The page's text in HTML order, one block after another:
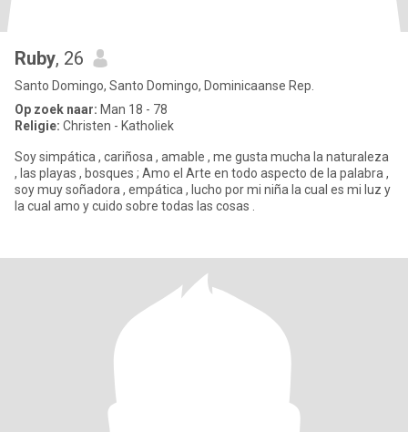
Ruby, 26
Santo Domingo, Santo Domingo, Dominicaanse Rep.
Op zoek naar: Man 18 - 78
Religie: Christen - Katholiek
Soy simpática , cariñosa , amable , me gusta mucha la naturaleza
, las playas , bosques ; Amo el Arte en todo aspecto de la palabra ,
soy muy soñadora , empática , lucho por mi niña la cual es mi luz y
la cual amo y cuido sobre todas las cosas .